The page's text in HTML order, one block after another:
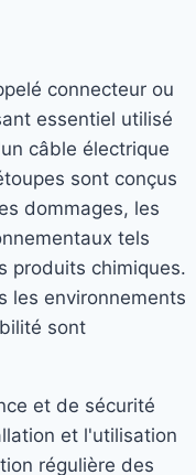
connecteur ou
essentiel utilisé
câble électrique
sont conçus
dommages, les
tels
produits chimiques.
les environnements
sont
et de sécurité
et l'utilisation
régulière des